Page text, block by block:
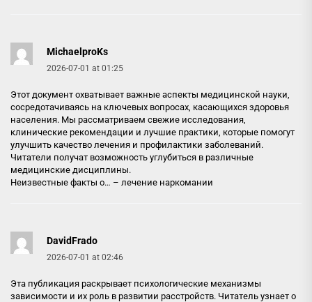
MichaelproKs
2026-07-01 at 01:25
Этот документ охватывает важные аспекты медицинской науки,
сосредотачиваясь на ключевых вопросах, касающихся здоровья
населения. Мы рассматриваем свежие исследования,
клинические рекомендации и лучшие практики, которые помогут
улучшить качество лечения и профилактики заболеваний.
Читатели получат возможность углубиться в различные
медицинские дисциплины.
Неизвестные факты о… – лечение наркомании
DavidFrado
2026-07-01 at 02:46
Эта публикация раскрывает психологические механизмы
зависимости и их роль в развитии расстройств. Читатель узнает о